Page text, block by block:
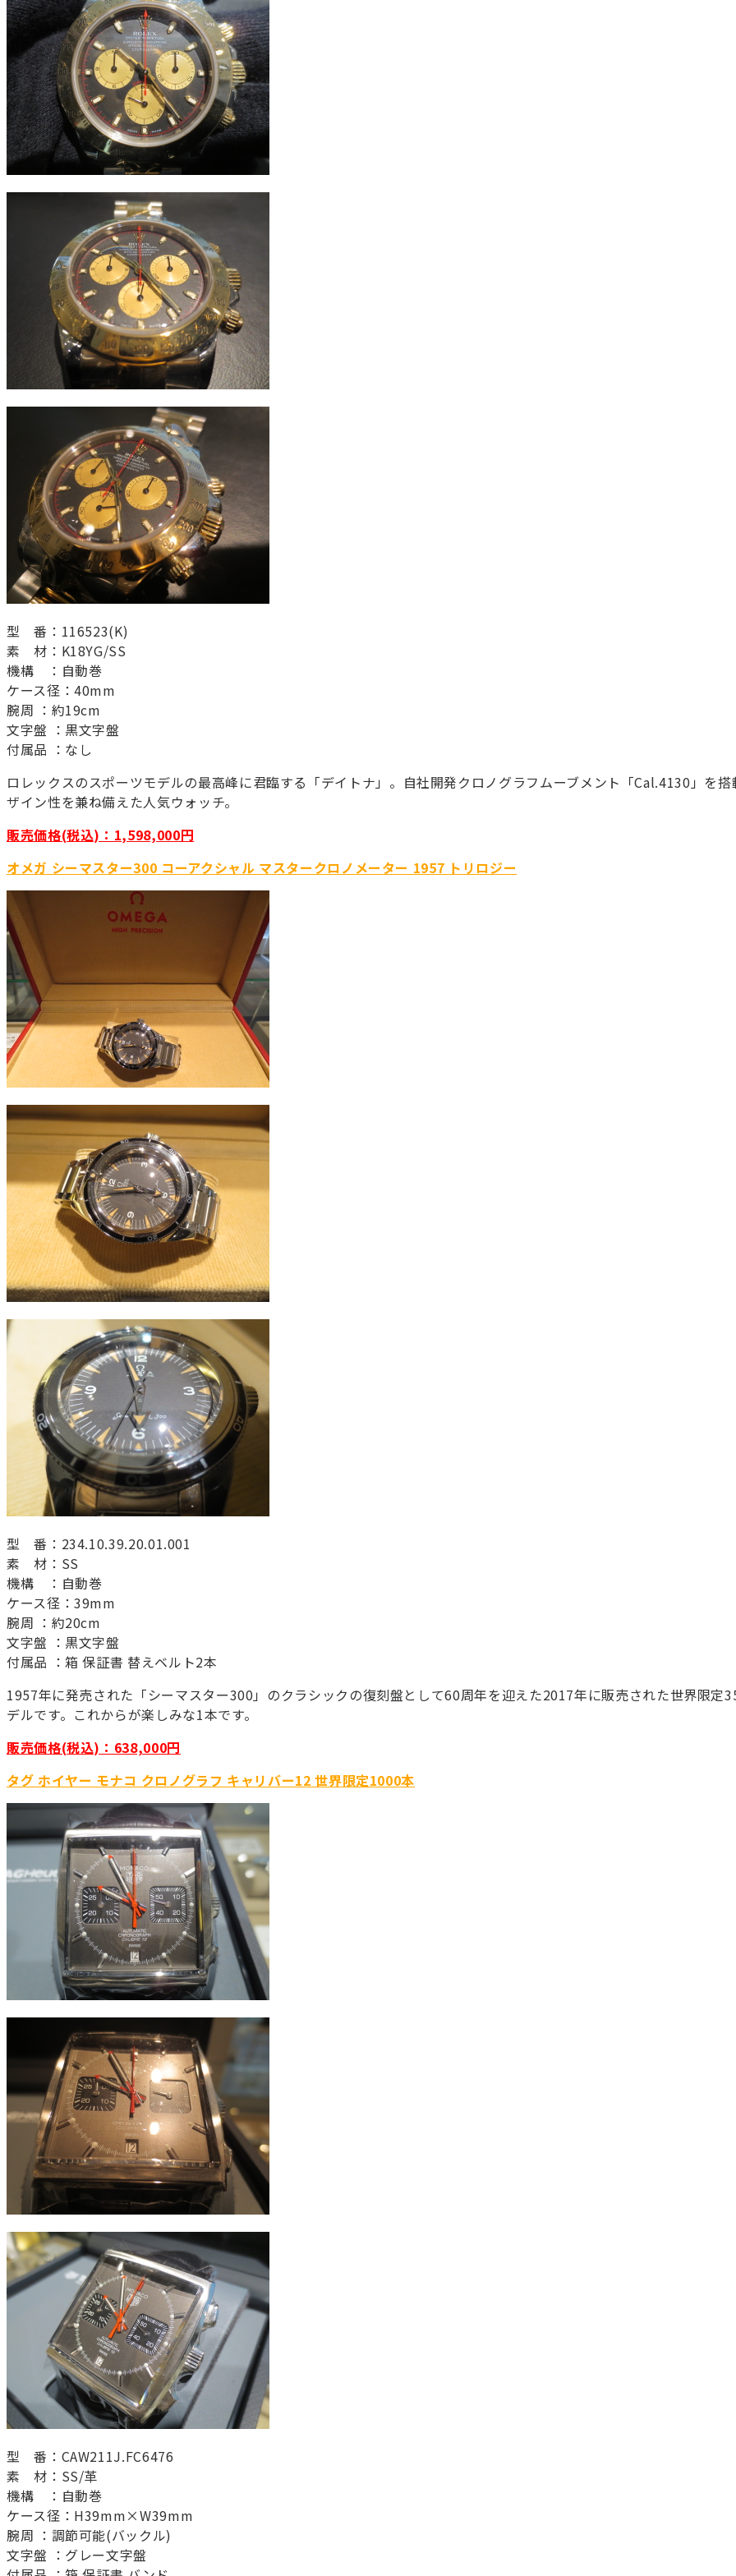
型 番：116523(K)
素 材：K18YG/SS
機構 ：自動巻
ケース径：40mm
腕周 ：約19cm
文字盤 ：黒文字盤
付属品 ：なし
ロレックスのスポーツモデルの最高峰に君臨する「デイトナ」。自社開発クロノグラフムーブメント「Cal.4130」を
ザイン性を兼ね備えた人気ウォッチ。
販売価格(税込)：1,598,000円
オメガ シーマスター300 コーアクシャル マスタークロノメーター 1957 トリロジー
型 番：234.10.39.20.01.001
素 材：SS
機構 ：自動巻
ケース径：39mm
腕周 ：約20cm
文字盤 ：黒文字盤
付属品 ：箱 保証書 替えベルト2本
1957年に発売された「シーマスター300」のクラシックの復刻盤として60周年を迎えた2017年に販売された世界限定
デルです。これからが楽しみな1本です。
販売価格(税込)：638,000円
タグ ホイヤー モナコ クロノグラフ キャリバー12 世界限定1000本
型 番：CAW211J.FC6476
素 材：SS/革
機構 ：自動巻
ケース径：H39mm×W39mm
腕周 ：調節可能(バックル)
文字盤 ：グレー文字盤